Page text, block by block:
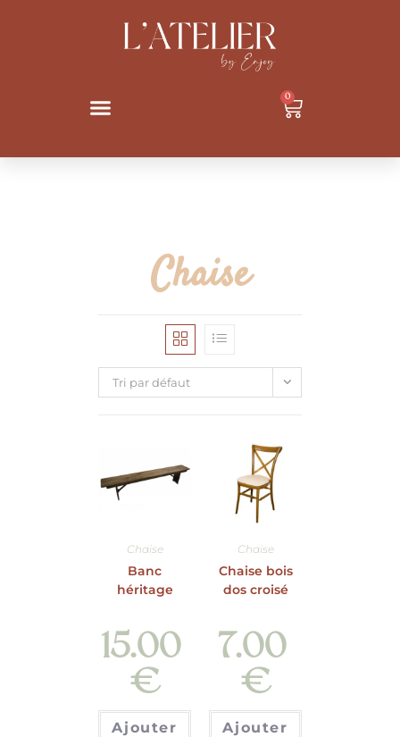
0
Chaise
Tri par défaut
Chaise
Banc
héritage
15.00
€
Ajouter
Chaise
Chaise bois
dos croisé
7.00
€
Ajouter